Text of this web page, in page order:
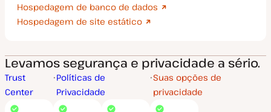
Hospedagem de banco de dados
Hospedagem de site estático
Levamos segurança e privacidade a sério.
Trust
Center
Políticas de
Privacidade
Suas opções de
privacidade